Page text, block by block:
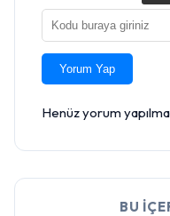
Yorum Yap
Henüz yorum
BU